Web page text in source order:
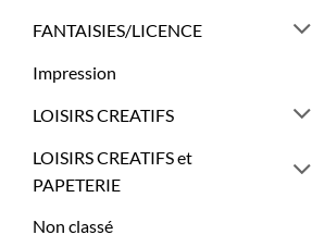
FANTAISIES/LICENCE
Impression
LOISIRS CREATIFS
LOISIRS CREATIFS et
PAPETERIE
Non classé